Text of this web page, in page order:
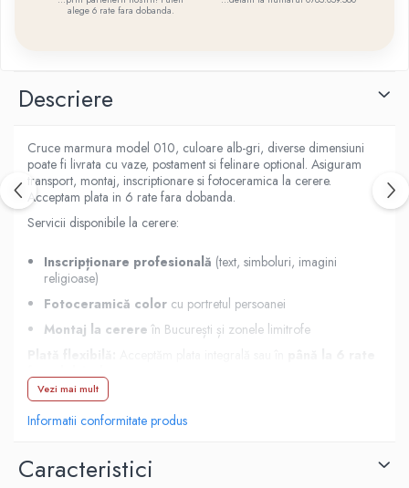
alege 6 rate fara dobanda.
Descriere
Cruce marmura model 010, culoare alb-gri, diverse dimensiuni
poate fi livrata cu vaze, postament si felinare optional. Asiguram
transport, montaj, inscriptionare si fotoceramica la cerere.
Acceptam plata in 6 rate fara dobanda.
Servicii disponibile la cerere:
Inscripționare profesională (text, simboluri, imagini
religioase)
Fotoceramică color cu portretul persoanei
Montaj la cerere în București și zonele limitrofe
Livrare și montaj rapid la cerere
Vezi mai mult
Informatii conformitate produs
Caracteristici